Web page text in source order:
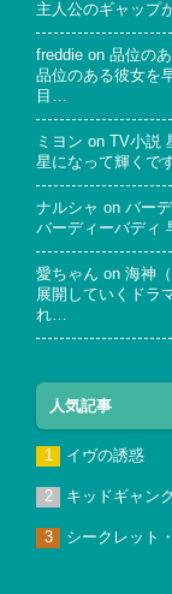
主人公のギャップ
freddie on 品位の
品位のある彼女を
目…
ミヨン on
TV小説
星になって輝くで
ナルシャ on バー
バーディーバディ
愛ちゃん on 海神（
展開していくドラ
れ…
人気記事
イヴの誘惑
キッドギャン
シークレット